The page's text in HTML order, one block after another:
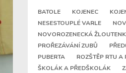
BATOLE KOJENEC
NESESTOUPLÉ VARLE
NOVOROZENECKÁ
PROŘEZÁVÁNÍ ZUBŮ
PUBERTA
ROZŠTĚP RTU A
ŠKOLÁK A PŘEDŠKOLÁK